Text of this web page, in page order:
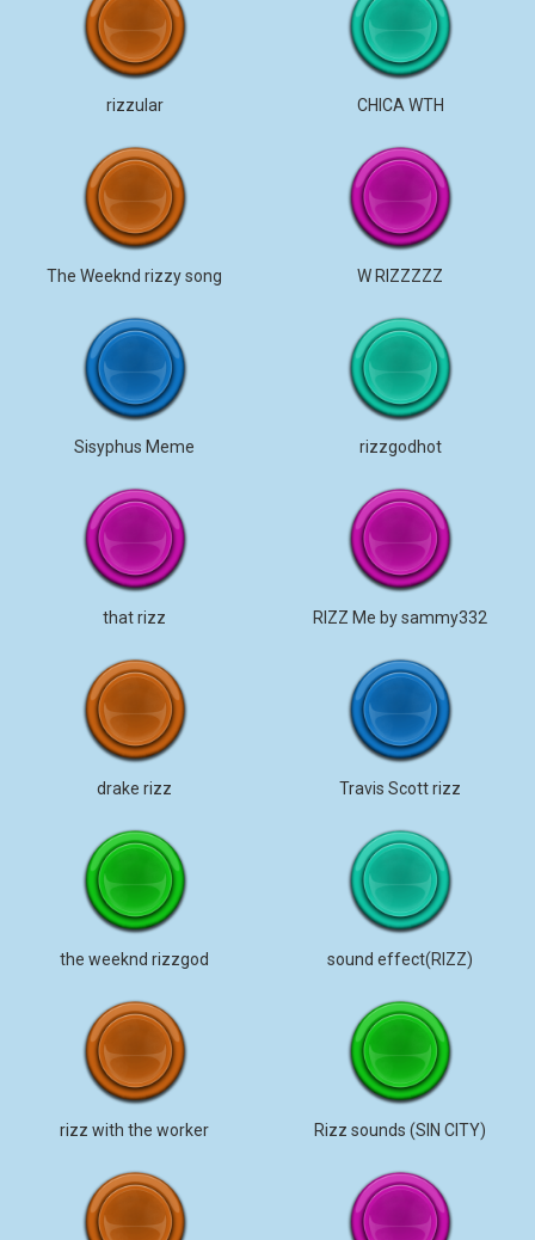
rizzular CHICA WTH
The Weeknd rizzy song W RIZZZZZ
Sisyphus Meme rizzgodhot
that rizz RIZZ Me by sammy332
drake rizz Travis Scott rizz
the weeknd rizzgod sound effect(RIZZ)
rizz with the worker Rizz sounds (SIN CITY)